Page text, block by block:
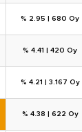
% 2.95 680 Oy
% 4.41 420 Oy
% 4.21 3.167 Oy
% 4.38 622 Oy